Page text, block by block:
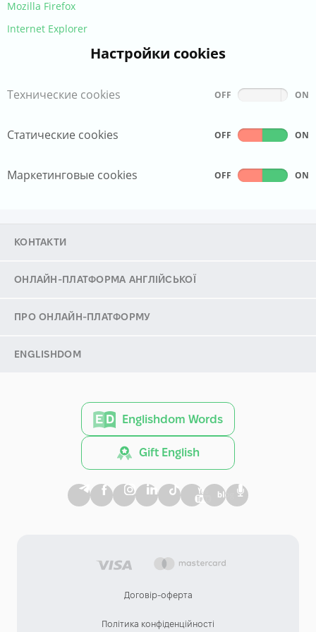
Mozilla Firefox
Internet Explorer
Настройки cookies
Технические cookies OFF ON
Статические cookies OFF ON
Маркетинговые cookies OFF ON
КОНТАКТИ
ОНЛАЙН-ПЛАТФОРМА АНГЛІЙСЬКОЇ
ПРО ОНЛАЙН-ПЛАТФОРМУ
ENGLISHDOM
Englishdom Words
Gift English
Договір-оферта
Політика конфіденційності